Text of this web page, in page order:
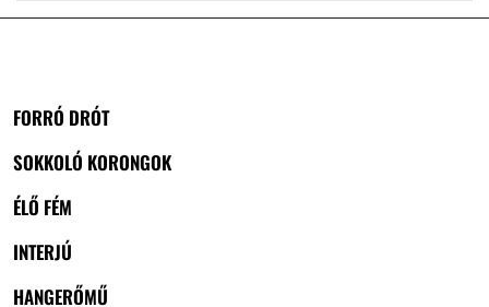
FORRÓ DRÓT
SOKKOLÓ KORONGOK
ÉLŐ FÉM
INTERJÚ
HANGERŐMŰ